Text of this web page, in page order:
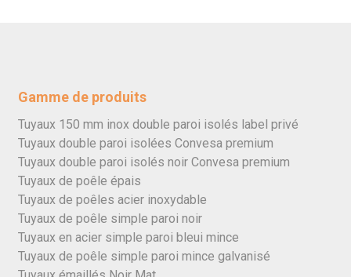
Gamme de produits
Tuyaux 150 mm inox double paroi isolés label privé
Tuyaux double paroi isolées Convesa premium
Tuyaux double paroi isolés noir Convesa premium
Tuyaux de poêle épais
Tuyaux de poêles acier inoxydable
Tuyaux de poêle simple paroi noir
Tuyaux en acier simple paroi bleui mince
Tuyaux de poêle simple paroi mince galvanisé